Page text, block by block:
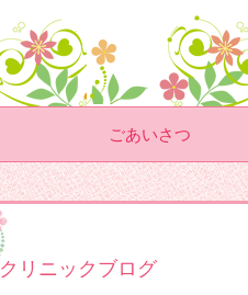
ごあいさつ
クリニックブログ